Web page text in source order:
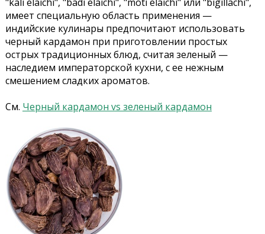
"kali elaichi", "badi elaichi", "moti elaichi" или "bigillachi",
имеет специальную область применения —
индийские кулинары предпочитают использовать
черный кардамон при приготовлении простых
острых традиционных блюд, считая зеленый —
наследием императорской кухни, с ее нежным
смешением сладких ароматов.
См. Черный кардамон vs зеленый кардамон